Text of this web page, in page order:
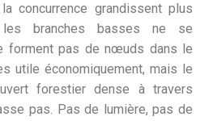
concurrence grandissent plus
les branches basses ne se
forment pas de nœuds dans le
utile économiquement, mais le
forestier dense à travers
pas. Pas de lumière, pas de